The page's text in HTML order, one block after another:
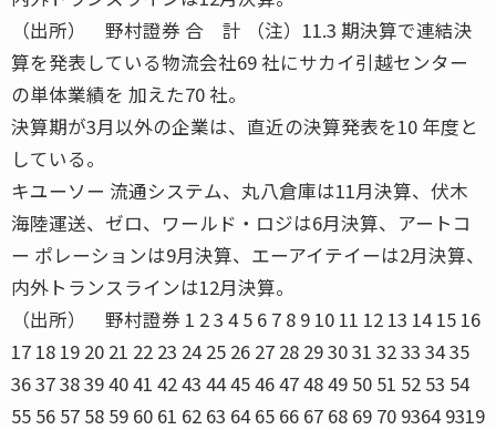
（出所） 野村證券 合 計 （注）11.3 期決算で連結決
算を発表している物流会社69 社にサカイ引越センター
の単体業績を 加えた70 社。
決算期が3月以外の企業は、直近の決算発表を10 年度と
している。
キユーソー 流通システム、丸八倉庫は11月決算、伏木
海陸運送、ゼロ、ワールド・ロジは6月決算、アートコ
ー ポレーションは9月決算、エーアイテイーは2月決算、
内外トランスラインは12月決算。
（出所） 野村證券 1 2 3 4 5 6 7 8 9 10 11 12 13 14 15 16
17 18 19 20 21 22 23 24 25 26 27 28 29 30 31 32 33 34 35
36 37 38 39 40 41 42 43 44 45 46 47 48 49 50 51 52 53 54
55 56 57 58 59 60 61 62 63 64 65 66 67 68 69 70 9364 9319